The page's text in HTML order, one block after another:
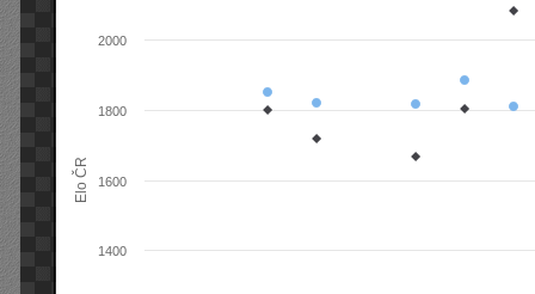
Elo ČR
1400
1600
1800
2000